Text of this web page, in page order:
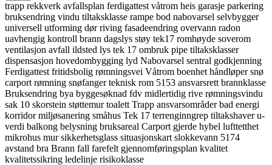
trapp rekkverk avfallsplan ferdigattest våtrom heis garasje parkering
bruksendring vindu tiltaksklasse rampe bod nabovarsel selvbygger
universell utforming dørriving fasadeendring overvann radon
uavhengig kontroll brann dagslys støy tek17 romhøyde soverom
ventilasjon avfall ildsted lys tek 17 ombruk pipe tiltaksklasser
dispensasjon hovedombygging lyd Nabovarsel sentral godkjenning
Ferdigattest fritidsbolig rømningsvei Våtrom boenhet håndløpersnø
carport rømning snøfangerteknisk rom 5153 ansvarsrett brannklasse
Bruksendring bya byggesøknad fdv midlertidig rive rømningsvindu
sak 10 skorstein støttemurtoalett Trapp ansvarsområderbad energi
korridormiljøsanering småhus Tek 17 terrenginngrep tiltakshaveru-
verdi balkong belysning bruksareal Carport gjerde hybel lufttetthet
mikrohus mursikkerhetsglass situasjonskart slokkevann 5174
avstand bra Brann fall farefelt gjennomføringsplan kvalitet
kvalitetssikring ledelinje risikoklasse